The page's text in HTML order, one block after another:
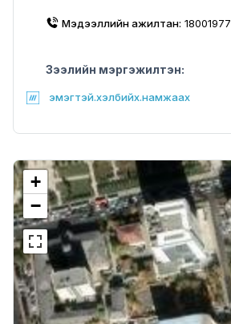
Мэдээллийн ажилтан: 18001977
Зээлийн мэргэжилтэн:
эмэгтэй.хэлбийх.намжаах
+
−